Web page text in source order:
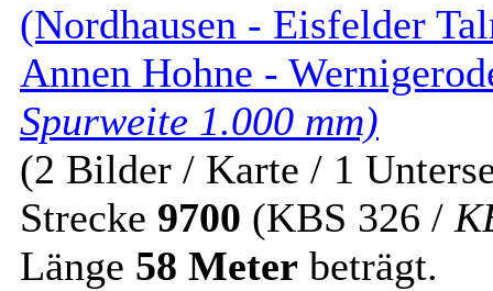
(Nordhausen - Eisfelder
Annen Hohne -
Spurweite 1.000 mm)
(2 Bilder / Karte / 1
Strecke 9700 (KBS 326 /
Länge 58 Meter beträgt.